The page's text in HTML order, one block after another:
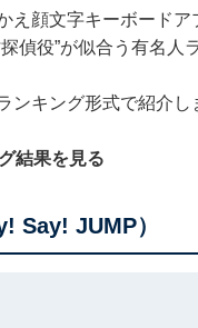
え顔文字キーボード
偵役”が似合う有名人
ンキング形式で紹介し
結果を見る
Say! JUMP）